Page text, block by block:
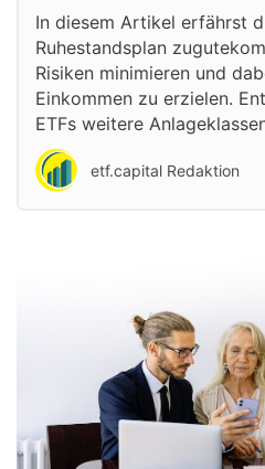
In diesem Artikel erfährst
Ruhestandsplan
Risiken minimieren und
Einkommen zu erzielen.
ETFs weitere
etf.capital Redaktion